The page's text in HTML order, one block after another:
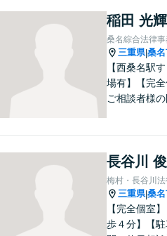
ます。地域密
所です。お
護士費用特
利用可】
稲田 光輝
桑名綜合法律
三重県|桑
【西桑名駅
場有】【完全
ご相談者様の
いただける、
る弁護士であ
います。ま
話ください。
長谷川
梅村・長谷川
三重県|桑
【完全個室
歩４分】【